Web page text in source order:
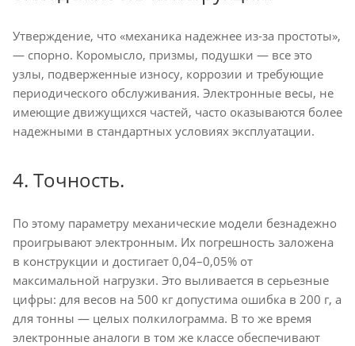
Утверждение, что «механика надежнее из-за простоты»,
— спорно. Коромысло, призмы, подушки — все это
узлы, подверженные износу, коррозии и требующие
периодического обслуживания. Электронные весы, не
имеющие движущихся частей, часто оказываются более
надежными в стандартных условиях эксплуатации.
4. Точность.
По этому параметру механические модели безнадежно
проигрывают электронным. Их погрешность заложена
в конструкции и достигает 0,04–0,05% от
максимальной нагрузки. Это выливается в серьезные
цифры: для весов на 500 кг допустима ошибка в 200 г, а
для тонны — целых полкилограмма. В то же время
электронные аналоги в том же классе обеспечивают